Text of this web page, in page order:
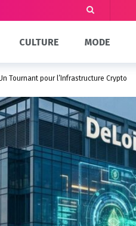
CULTURE MODE
Tournant pour l’Infrastructure Crypto